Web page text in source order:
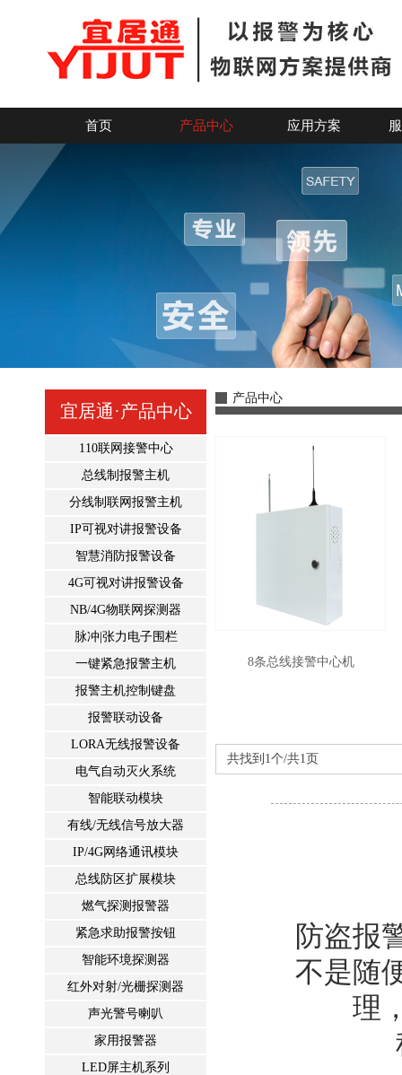
首页 产品中心 应用方案
产品中心
8条总线接警中心机
共找到1个/共1页
防盗报
不是随
理
宜居通·产品中心
110联网接警中心
总线制报警主机
分线制联网报警主机
IP可视对讲报警设备
智慧消防报警设备
4G可视对讲报警设备
NB/4G物联网探测器
脉冲|张力电子围栏
一键紧急报警主机
报警主机控制键盘
报警联动设备
LORA无线报警设备
电气自动灭火系统
智能联动模块
有线/无线信号放大器
IP/4G网络通讯模块
总线防区扩展模块
燃气探测报警器
紧急求助报警按钮
智能环境探测器
红外对射/光栅探测器
声光警号喇叭
家用报警器
LED屏主机系列